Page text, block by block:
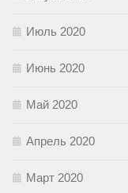
Июль 2020
Июнь 2020
Май 2020
Апрель 2020
Март 2020